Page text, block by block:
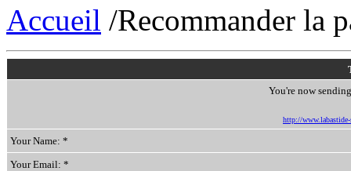
Accueil /Recommander la
You're now
http://
Your Name: *
Your Email: *